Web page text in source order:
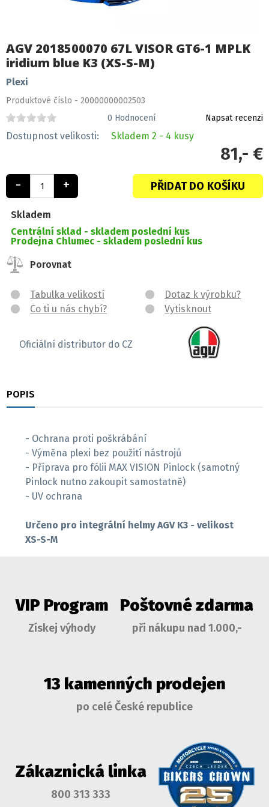
AGV 2018500070 67L VISOR GT6-1 MPLK
iridium blue K3 (XS-S-M)
Plexi
Produktové číslo - 20000000002503
0 Hodnocení Napsat recenzi
Dostupnost velikosti: Skladem 2 - 4 kusy
81,- €
- + PŘIDAT DO KOŠÍKU
Skladem
Centrální sklad - skladem poslední kus
Prodejna Chlumec - skladem poslední kus
Porovnat
Tabulka velikostí
Co ti u nás chybí?
Dotaz k výrobku?
Vytisknout
Oficiální distributor do CZ
POPIS
- Ochrana proti poškrábání
- Výměna plexi bez použití nástrojů
- Příprava pro fólii MAX VISION Pinlock (samotný
Pinlock nutno zakoupit samostatně)
- UV ochrana
Určeno pro integrální helmy AGV K3 - velikost
XS-S-M
VIP Program
Získej výhody
Poštovné zdarma
při nákupu nad 1.000,-
13 kamenných prodejen
po celé České republice
Zákaznická linka
800 313 333